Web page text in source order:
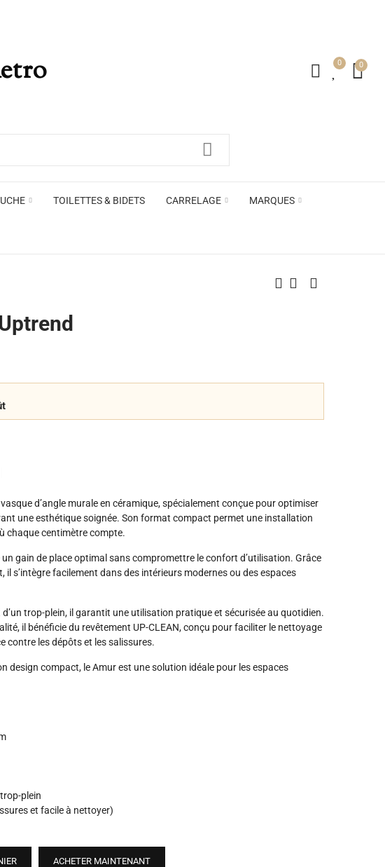
0 0
TOILETTES & BIDETS CARRELAGE MARQUES
Miroirs ACB
d’angle murale en céramique, spécialement conçue pour optimiser
une esthétique soignée. Son format compact permet une installation
chaque centimètre compte.
gain de place optimal sans compromettre le confort d’utilisation. Grâce
s’intègre facilement dans des intérieurs modernes ou des espaces
d’un trop-plein, il garantit une utilisation pratique et sécurisée au quotidien.
il bénéficie du revêtement UP-CLEAN, conçu pour faciliter le nettoyage
contre les dépôts et les salissures.
design compact, le Amur est une solution idéale pour les espaces
plein
et facile à nettoyer)
ACHETER MAINTENANT